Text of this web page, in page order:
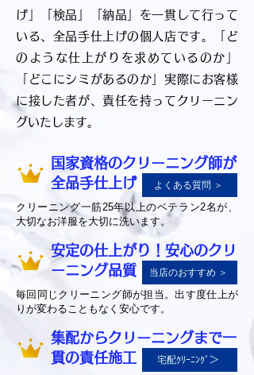
げ」「検品」「納品」を一貫して行って
いる、全品手仕上げの個人店です。「ど
のような仕上がりを求めているのか」
「どこにシミがあるのか」実際にお客様
に接した者が、責任を持ってクリーニン
グいたします。
国家資格のクリーニング師が
全品手仕上げ
よくある質問 ＞
クリーニング一筋25年以上のベテラン2名が、
大切なお洋服を大切に洗います。
安定の仕上がり！安心のクリ
ーニング品質
当店のおすすめ ＞
毎回同じクリーニング師が担当。出す度仕上が
りが変わることもなく安心です。
集配からクリーニングまで一
貫の責任施工
宅配ｸﾘｰﾆﾝｸﾞ＞